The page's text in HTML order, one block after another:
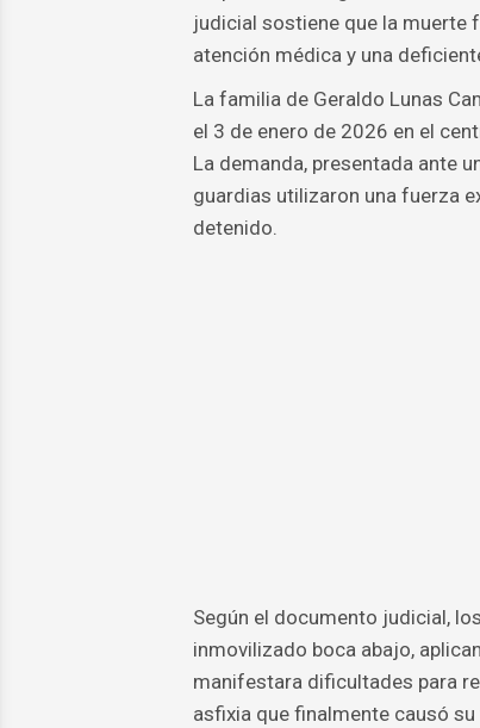
judicial sostiene que la muerte
atención médica y una
La familia de Geraldo Lunas
el 3 de enero de 2026 en el
La demanda, presentada ante
guardias utilizaron una fuerza
detenido.
Según el documento judicial,
inmovilizado boca abajo,
manifestara dificultades para
asfixia que finalmente causó